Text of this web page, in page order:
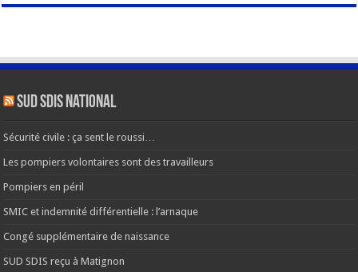
SUD SDIS national
Sécurité civile : ça sent le roussi…
Les pompiers volontaires sont des travailleurs
Pompiers en péril
SMIC et indemnité différentielle : l’arnaque
Congé supplémentaire de naissance
SUD SDIS reçu à Matignon